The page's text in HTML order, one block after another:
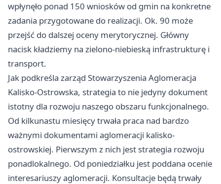
wpłynęło ponad 150 wniosków od gmin na konkretne
zadania przygotowane do realizacji. Ok. 90 może
przejść do dalszej oceny merytorycznej. Główny
nacisk kładziemy na zielono-niebieską infrastrukturę i
transport.
Jak podkreśla zarząd Stowarzyszenia Aglomeracja
Kalisko-Ostrowska, strategia to nie jedyny dokument
istotny dla rozwoju naszego obszaru funkcjonalnego.
Od kilkunastu miesięcy trwała praca nad bardzo
ważnymi dokumentami aglomeracji kalisko-
ostrowskiej. Pierwszym z nich jest strategia rozwoju
ponadlokalnego. Od poniedziałku jest poddana ocenie
interesariuszy aglomeracji. Konsultacje będą trwały